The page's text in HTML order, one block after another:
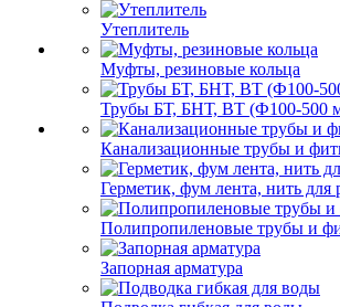
Утеплитель
Муфты, резиновые кольца
Трубы БТ, БНТ, ВТ (Ф100-500
Канализационные трубы и
Герметик, фум лента, нить для
Полипропиленовые трубы и
Запорная арматура